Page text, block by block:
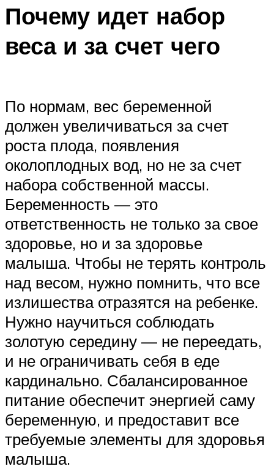
Почему идет набор
веса и за счет чего
По нормам, вес беременной
должен увеличиваться за счет
роста плода, появления
околоплодных вод, но не за счет
набора собственной массы.
Беременность — это
ответственность не только за свое
здоровье, но и за здоровье
малыша. Чтобы не терять контроль
над весом, нужно помнить, что все
излишества отразятся на ребенке.
Нужно научиться соблюдать
золотую середину — не переедать,
и не ограничивать себя в еде
кардинально. Сбалансированное
питание обеспечит энергией саму
беременную, и предоставит все
требуемые элементы для здоровья
малыша.